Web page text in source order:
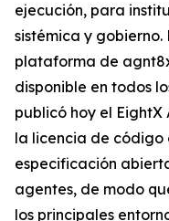
ejecución, para
sistémica y
plataforma de
disponible en todos
publicó hoy el EightX
la licencia de código
especificación
agentes, de modo
los principales